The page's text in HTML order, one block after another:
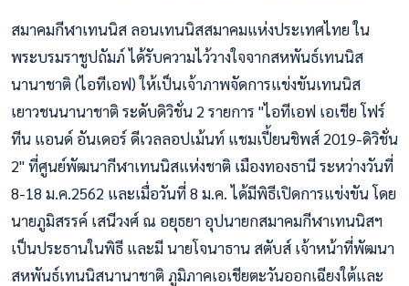
สมาคมกีฬาเทนนิส ลอนเทนนิสสมาคมแห่งประเทศไทย ใน
พระบรมราชูปถัมภ์ ได้รับความไว้วางใจจากสหพันธ์เทนนิส
นานาชาติ (ไอทีเอฟ) ให้เป็นเจ้าภาพจัดการแข่งขันเทนนิส
เยาวชนนานาชาติ ระดับดิวิชั่น 2 รายการ "ไอทีเอฟ เอเชีย โฟร์
ทีน แอนด์ อันเดอร์ ดีเวลลอปเม้นท์ แชมเปี้ยนชิพส์ 2019-ดิวิชั่น
2" ที่ศูนย์พัฒนากีฬาเทนนิสแห่งชาติ เมืองทองธานี ระหว่างวันที่
8-18 ม.ค.2562 และเมื่อวันที่ 8 ม.ค. ได้มีพิธีเปิดการแข่งขัน โดย
นายภูมิสรรค์ เสนีวงศ์ ณ อยุธยา อุปนายกสมาคมกีฬาเทนนิสฯ
เป็นประธานในพิธี และมี นายโจนาธาน สตับส์ เจ้าหน้าที่พัฒนา
สหพันธ์เทนนิสนานาชาติ ภูมิภาคเอเชียตะวันออกเฉียงใต้และ